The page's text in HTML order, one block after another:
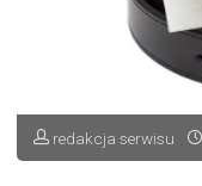
redakcja serwisu